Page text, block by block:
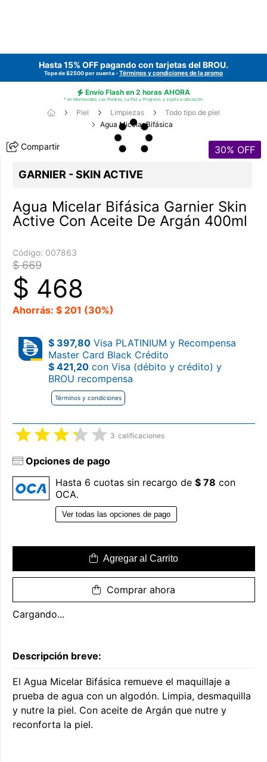
Hasta 15% OFF pagando con tarjetas del BROU.
Tope de $2500 por cuenta -Términos y condiciones de la promo
Envío Flash en 2 horas AHORA
* en Montevideo, Las Piedras, La Paz y Progreso, y sujeto a ubicación.
Piel Limpiezas
Todo tipo de piel
Agua Micelar Bifásica
Compartir 30% OFF
GARNIER - SKIN ACTIVE
Agua Micelar Bifásica Garnier Skin
Active Con Aceite De Argán 400ml
Código: 007863
$ 669
$ 468
Ahorrás: $ 201 (30%)
$ 397,80 Visa PLATINIUM y Recompensa
Master Card Black Crédito
$ 421,20 con Visa (débito y crédito) y
BROU recompensa
Términos y condiciones
3 calificaciones
Opciones de pago
Hasta 6 cuotas sin recargo de $ 78 con
OCA.
Ver todas las opciones de pago
Agregar al Carrito
Comprar ahora
Cargando...
Descripción breve:
El Agua Micelar Bifásica remueve el maquillaje a
prueba de agua con un algodón. Limpia, desmaquilla
y nutre la piel. Con aceite de Argán que nutre y
reconforta la piel.